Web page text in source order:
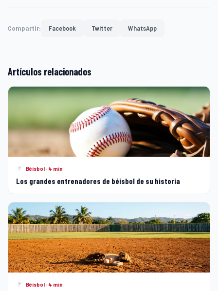
Compartir: Facebook Twitter WhatsApp
Artículos relacionados
Béisbol · 4 min
Los grandes entrenadores de béisbol de su historia
Béisbol · 4 min